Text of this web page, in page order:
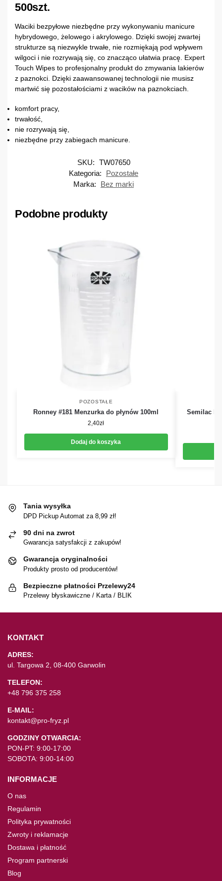
500szt.
Waciki bezpyłowe niezbędne przy wykonywaniu manicure
hybrydowego, żelowego i akrylowego. Dzięki swojej zwartej
strukturze są niezwykle trwałe, nie rozmiękają pod wpływem
wilgoci i nie rozrywają się, co znacząco ułatwia pracę. Expert
Touch Wipes to profesjonalny produkt do zmywania lakierów
z paznokci. Dzięki zaawansowanej technologii nie musisz
martwić się pozostałościami z wacików na paznokciach.
komfort pracy,
trwałość,
nie rozrywają się,
niezbędne przy zabiegach manicure.
SKU: TW07650
Kategoria:
Pozostałe
Marka:
Bez marki
Podobne produkty
POZOSTAŁE
Ronney #181 Menzurka do płynów 100ml
2,40zł
Dodaj do koszyka
Semilac
Tania wysyłka
DPD Pickup Automat za 8,99 zł!
90 dni na zwrot
Gwarancja satysfakcji z zakupów!
Gwarancja oryginalności
Produkty prosto od producentów!
Bezpieczne płatności Przelewy24
Przelewy błyskawiczne / Karta / BLIK
KONTAKT
ADRES:
ul. Targowa 2, 08-400 Garwolin
TELEFON:
+48 796 375 258
E-MAIL:
kontakt@pro-fryz.pl
GODZINY OTWARCIA:
PON-PT: 9:00-17:00
SOBOTA: 9:00-14:00
INFORMACJE
O nas
Regulamin
Polityka prywatności
Zwroty i reklamacje
Dostawa i płatność
Program partnerski
Blog